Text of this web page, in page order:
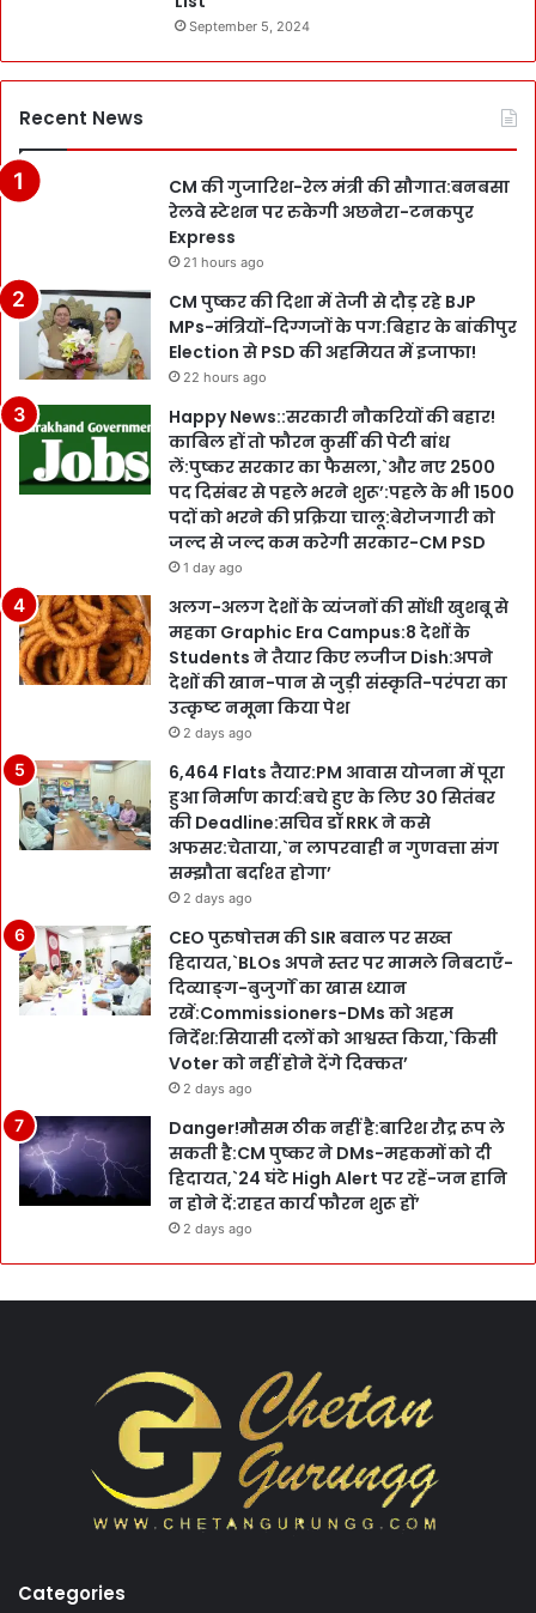
September 5, 2024
Recent News
CM की गुजारिश-रेल मंत्री की सौगात:बनबसा
रेलवे स्टेशन पर रुकेगी अछनेरा-टनकपुर
Express
21 hours ago
CM पुष्कर की दिशा में तेजी से दौड़ रहे BJP
MPs-मंत्रियों-दिग्गजों के पग:बिहार के बांकीपुर
Election से PSD की अहमियत में इजाफा!
22 hours ago
Happy News::सरकारी नौकरियों की बहार!
काबिल हों तो फौरन कुर्सी की पेटी बांध
लें:पुष्कर सरकार का फैसला,`और नए 2500
पद दिसंबर से पहले भरने शुरू’:पहले के भी 1500
पदों को भरने की प्रक्रिया चालू:बेरोजगारी को
जल्द से जल्द कम करेगी सरकार-CM PSD
1 day ago
अलग-अलग देशों के व्यंजनों की सोंधी खुशबू से
महका Graphic Era Campus:8 देशों के
Students ने तैयार किए लजीज Dish:अपने
देशों की खान-पान से जुड़ी संस्कृति-परंपरा का
उत्कृष्ट नमूना किया पेश
2 days ago
6,464 Flats तैयार:PM आवास योजना में पूरा
हुआ निर्माण कार्य:बचे हुए के लिए 30 सितंबर
की Deadline:सचिव डॉ RRK ने कसे
अफसर:चेताया,`न लापरवाही न गुणवत्ता संग
सम्झौता बर्दाश्त होगा’
2 days ago
CEO पुरुषोत्तम की SIR बवाल पर सख्त
हिदायत,`BLOs अपने स्तर पर मामले निबटाएँ-
दिव्याङ्ग-बुजुर्गों का खास ध्यान
रखें:Commissioners-DMs को अहम
निर्देश:सियासी दलों को आश्वस्त किया,`किसी
Voter को नहीं होने देंगे दिक्कत’
2 days ago
Danger!मौसम ठीक नहीं है:बारिश रौद्र रूप ले
सकती है:CM पुष्कर ने DMs-महकमों को दी
हिदायत,`24 घंटे High Alert पर रहें-जन हानि
न होने दें:राहत कार्य फौरन शुरू हों’
2 days ago
Categories